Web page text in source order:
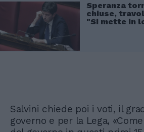
Speranza
chiuse,
"Si mette in
Salvini chiede poi i voti, il
governo e per la Lega,